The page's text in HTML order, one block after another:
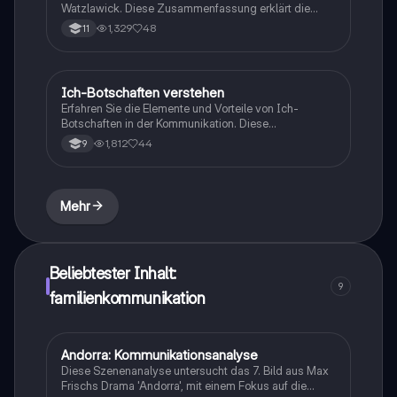
Watzlawick. Diese Zusammenfassung erklärt die
Grundlagen der menschlichen Kommunikation,
einschließlich der Unterschiede zwischen digitaler
Studierende der Kommunikationswissenschaften und
Psychologie.
11 1,329 48
Deutsch
Ich-Botschaften verstehen
Erfahren Sie die Elemente und Vorteile von Ich-
Botschaften in der Kommunikation. Diese
Zusammenfassung behandelt die Unterschiede
zwischen Du- und Ich-Botschaften, deren
Kommunikation beitragen können. Ideal für
Studierende der Kommunikationspsychologie und
persönliche Entwicklung.
9 1,812 44
Mehr
Beliebtester Inhalt:
familienkommunikation
9
Deutsch
Andorra: Kommunikationsanalyse
Diese Szenenanalyse untersucht das 7. Bild aus Max
Frischs Drama 'Andorra', mit einem Fokus auf die